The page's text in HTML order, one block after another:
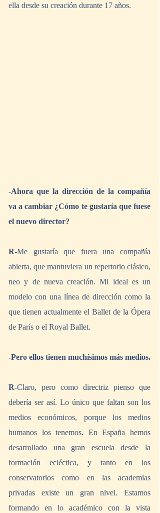
ella desde su creación durante 17 años.
-Ahora que la dirección de la compañía
va a cambiar ¿Cómo te gustaría que fuese
el nuevo director?
R-Me gustaría que fuera una compañía
abierta, que mantuviera un repertorio clásico,
neo y de nueva creación. Mi ideal es un
modelo con una línea de dirección como la
que tienen actualmente el Ballet de la Ópera
de París o el Royal Ballet.
-Pero ellos tienen muchísimos más medios.
R-Claro, pero como directriz pienso que
debería ser así. Lo único que faltan son los
medios económicos, porque los medios
humanos los tenemos. En España hemos
desarrollado una gran escuela desde la
formación ecléctica, y tanto en los
conservatorios como en las academias
privadas existe un gran nivel. Estamos
formando en lo académico con la vista